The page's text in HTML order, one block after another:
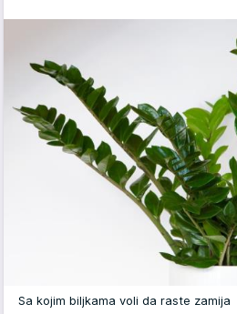
Sa kojim biljkama voli da raste zamija